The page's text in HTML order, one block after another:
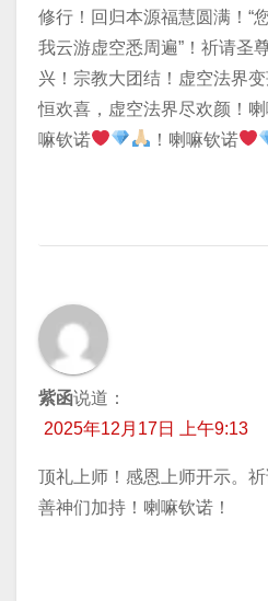
修行！回归本源福慧圆满！“
我云游虚空悉周遍”！祈请圣
兴！宗教大团结！虚空法界
恒欢喜，虚空法界尽欢颜！
嘛钦诺
！喇嘛钦诺
紫函说道：
2025年12月17日 上午9:13
顶礼上师！感恩上师开示。
善神们加持！喇嘛钦诺！